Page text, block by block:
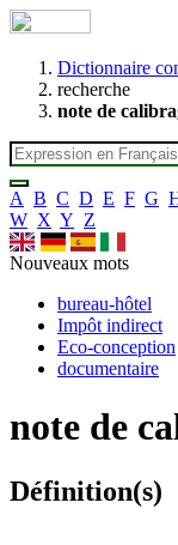
Dictionnaire
recherche
note de
A B C D E F G
W X Y Z
Nouveaux mots
bureau-hôtel
Impôt indirect
Eco-conception
documentaire
note de
Définition(s)